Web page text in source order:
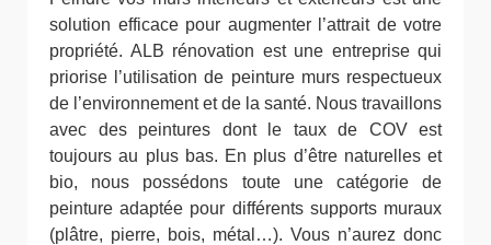
solution efficace pour augmenter l’attrait de votre
propriété. ALB rénovation est une entreprise qui
priorise l’utilisation de peinture murs respectueux
de l’environnement et de la santé. Nous travaillons
avec des peintures dont le taux de COV est
toujours au plus bas. En plus d’être naturelles et
bio, nous possédons toute une catégorie de
peinture adaptée pour différents supports muraux
(plâtre, pierre, bois, métal…). Vous n’aurez donc